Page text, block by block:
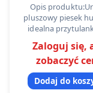
Opis
pluszowy piesek
idealna
Wykonany z
gęstego
odcieniach szarości
z…
Zaloguj się,
zobaczyć
Dodaj do